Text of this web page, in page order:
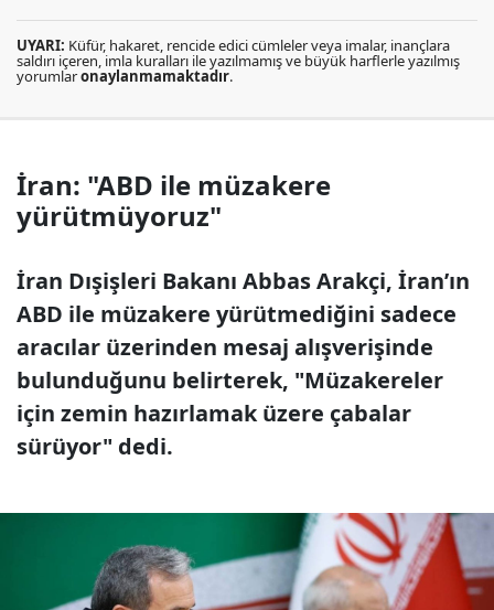
UYARI: Küfür, hakaret, rencide edici cümleler veya imalar, inançlara
saldırı içeren, imla kuralları ile yazılmamış ve büyük harflerle yazılmış
yorumlaronaylanmamaktadır.
İran: "ABD ile müzakere
yürütmüyoruz"
İran Dışişleri Bakanı Abbas Arakçi, İran’ın
ABD ile müzakere yürütmediğini sadece
aracılar üzerinden mesaj alışverişinde
bulunduğunu belirterek, "Müzakereler
için zemin hazırlamak üzere çabalar
sürüyor" dedi.